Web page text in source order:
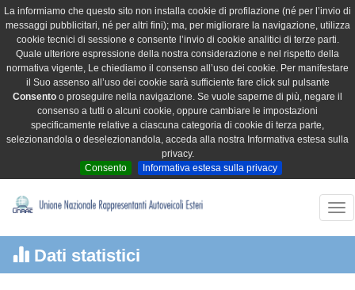
La informiamo che questo sito non installa cookie di profilazione (né per l’invio di
messaggi pubblicitari, né per altri fini); ma, per migliorare la navigazione, utilizza
cookie tecnici di sessione e consente l’invio di cookie analitici di terze parti.
Quale ulteriore espressione della nostra considerazione e nel rispetto della
normativa vigente, Le chiediamo il consenso all’uso dei cookie. Per manifestare
il Suo assenso all’uso dei cookie sarà sufficiente fare click sul pulsante
Consento o proseguire nella navigazione. Se vuole saperne di più, negare il
consenso a tutti o alcuni cookie, oppure cambiare le impostazioni
specificamente relative a ciascuna categoria di cookie di terza parte,
selezionandola o deselezionandola, acceda alla nostra Informativa estesa sulla
privacy.
Consento
Informativa estesa sulla privacy
Dati statistici